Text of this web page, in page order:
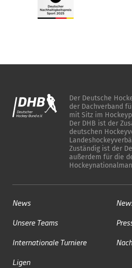
Der Deutsche
der Dachverband
mit Sitz im
Der DHB ist der
deutschen
Zuständig ist der
außerdem für die
News
Unsere Teams
Internationale Turniere
Ligen